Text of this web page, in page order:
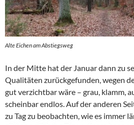
Alte Eichen am Abstiegsweg
In der Mitte hat der Januar dann zu
Qualitäten zurückgefunden, wegen
gut verzichtbar wäre – grau, klamm,
scheinbar endlos. Auf der anderen
zu Tag zu beobachten, wie es immer